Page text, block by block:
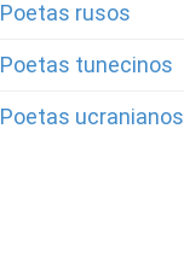
Poetas rusos
Poetas tunecinos
Poetas ucranianos